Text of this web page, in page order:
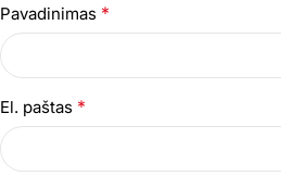
Pavadinimas *
El. paštas *